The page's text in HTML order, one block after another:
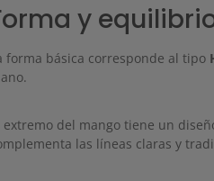
y
forma básica corresponde al tipo
extremo del mango tiene un
las líneas claras y